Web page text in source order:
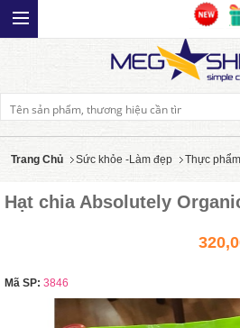
Trang Chủ Sức khỏe -Làm đẹp Thực
Hạt chia Absolutely
Mã SP: 3846